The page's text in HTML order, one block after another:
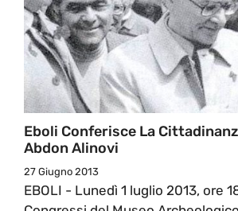
Eboli Conferisce La
Abdon Alinovi
27 Giugno 2013
EBOLI - Lunedì 1 luglio 2013, ore